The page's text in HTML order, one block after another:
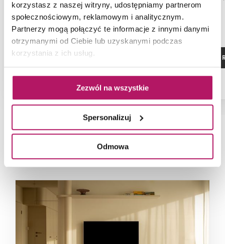
korzystasz z naszej witryny, udostępniamy partnerom
społecznościowym, reklamowym i analitycznym.
Partnerzy mogą połączyć te informacje z innymi danymi
otrzymanymi od Ciebie lub uzyskanymi podczas
korzystania z ich usług.
Zezwól na wszystkie
Spersonalizuj
Odmowa
120x120x200 cm
ZOBACZ PRODUKT ZOBACZ
NAJNOWSZE ARTYKUŁY